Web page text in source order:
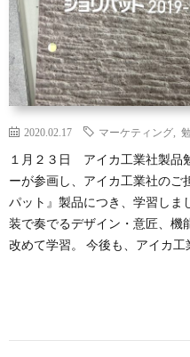
2020.02.17 マーケティング
１月２３日 アイカ工業社製品
ーが参画し、アイカ工業社のご
パット』製品につき、学習しま
装で奏でるデザイン・意匠、機
改めて学習。 今後も、アイカ